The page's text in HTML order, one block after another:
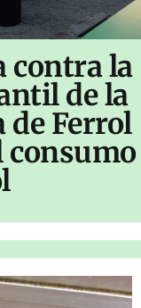
contra la
de la
de Ferrol
consumo